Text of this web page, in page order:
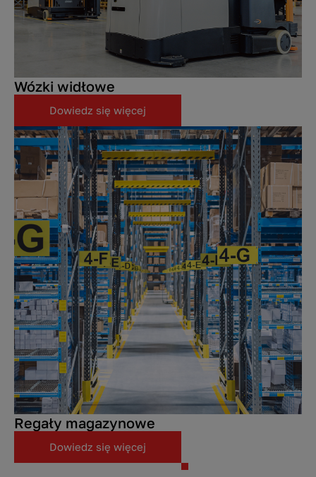
Wózki widłowe
Dowiedz się więcej
Regały magazynowe
Dowiedz się więcej